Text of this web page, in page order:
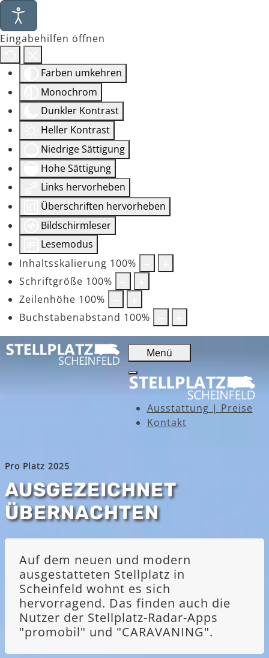
Eingabehilfen öffnen
Farben umkehren
Monochrom
Dunkler Kontrast
Heller Kontrast
Niedrige Sättigung
Hohe Sättigung
Links hervorheben
Überschriften hervorheben
Bildschirmleser
Lesemodus
Inhaltsskalierung 100%
Schriftgröße 100%
Zeilenhöhe 100%
Buchstabenabstand 100%
Menü
Ausstattung | Preise
Kontakt
Pro Platz 2025
AUSGEZEICHNET
ÜBERNACHTEN
Auf dem neuen und modern
ausgestatteten Stellplatz in
Scheinfeld wohnt es sich
hervorragend. Das finden auch die
Nutzer der Stellplatz-Radar-Apps
"promobil" und "CARAVANING".